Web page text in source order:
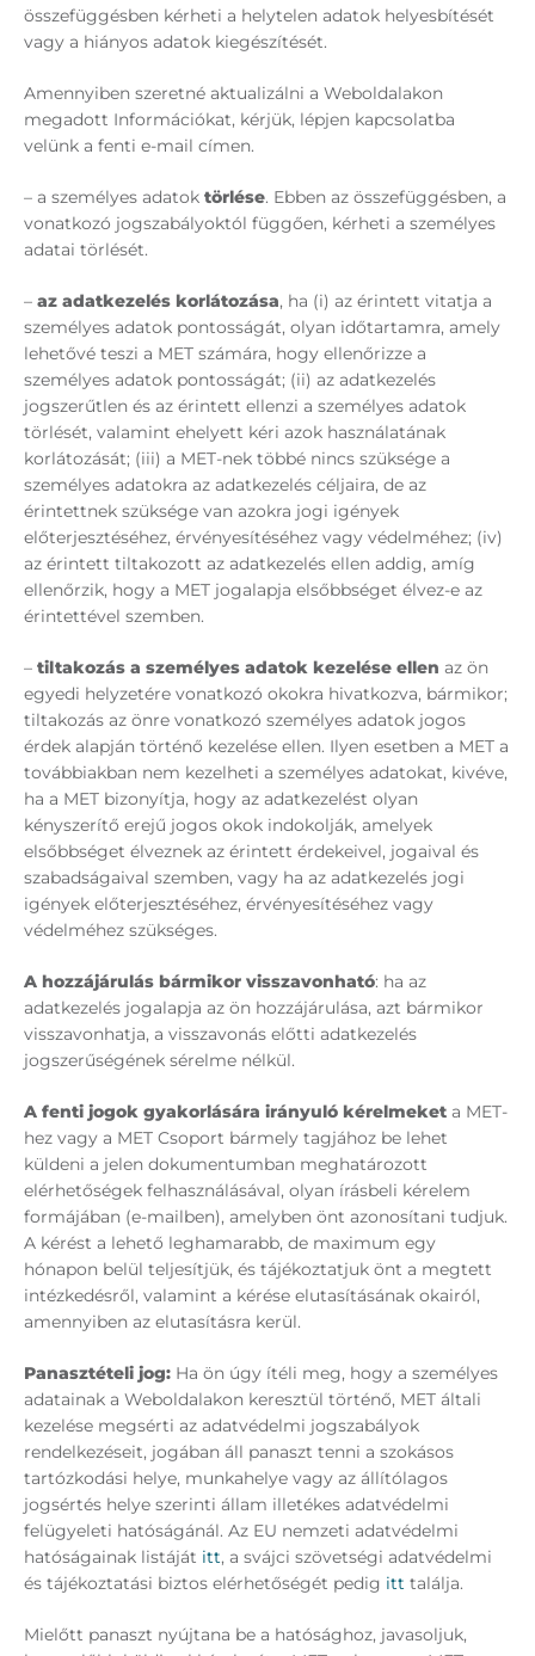
összefüggésben kérheti a helytelen adatok helyesbítését
vagy a hiányos adatok kiegészítését.
Amennyiben szeretné aktualizálni a Weboldalakon
megadott Információkat, kérjük, lépjen kapcsolatba
velünk a fenti e-mail címen.
– a személyes adatok törlése. Ebben az összefüggésben, a
vonatkozó jogszabályoktól függően, kérheti a személyes
adatai törlését.
– az adatkezelés korlátozása, ha (i) az érintett vitatja a
személyes adatok pontosságát, olyan időtartamra, amely
lehetővé teszi a MET számára, hogy ellenőrizze a
személyes adatok pontosságát; (ii) az adatkezelés
jogszerűtlen és az érintett ellenzi a személyes adatok
törlését, valamint ehelyett kéri azok használatának
korlátozását; (iii) a MET-nek többé nincs szüksége a
személyes adatokra az adatkezelés céljaira, de az
érintettnek szüksége van azokra jogi igények
előterjesztéséhez, érvényesítéséhez vagy védelméhez; (iv)
az érintett tiltakozott az adatkezelés ellen addig, amíg
ellenőrzik, hogy a MET jogalapja elsőbbséget élvez-e az
érintettével szemben.
– tiltakozás a személyes adatok kezelése ellen az ön
egyedi helyzetére vonatkozó okokra hivatkozva, bármikor;
tiltakozás az önre vonatkozó személyes adatok jogos
érdek alapján történő kezelése ellen. Ilyen esetben a MET a
továbbiakban nem kezelheti a személyes adatokat, kivéve,
ha a MET bizonyítja, hogy az adatkezelést olyan
kényszerítő erejű jogos okok indokolják, amelyek
elsőbbséget élveznek az érintett érdekeivel, jogaival és
szabadságaival szemben, vagy ha az adatkezelés jogi
igények előterjesztéséhez, érvényesítéséhez vagy
védelméhez szükséges.
A hozzájárulás bármikor visszavonható: ha az
adatkezelés jogalapja az ön hozzájárulása, azt bármikor
visszavonhatja, a visszavonás előtti adatkezelés
jogszerűségének sérelme nélkül.
A fenti jogok gyakorlására irányuló kérelmeket a MET-
hez vagy a MET Csoport bármely tagjához be lehet
küldeni a jelen dokumentumban meghatározott
elérhetőségek felhasználásával, olyan írásbeli kérelem
formájában (e-mailben), amelyben önt azonosítani tudjuk.
A kérést a lehető leghamarabb, de maximum egy
hónapon belül teljesítjük, és tájékoztatjuk önt a megtett
intézkedésről, valamint a kérése elutasításának okairól,
amennyiben az elutasításra kerül.
Panasztételi jog: Ha ön úgy ítéli meg, hogy a személyes
adatainak a Weboldalakon keresztül történő, MET általi
kezelése megsérti az adatvédelmi jogszabályok
rendelkezéseit, jogában áll panaszt tenni a szokásos
tartózkodási helye, munkahelye vagy az állítólagos
jogsértés helye szerinti állam illetékes adatvédelmi
felügyeleti hatóságánál. Az EU nemzeti adatvédelmi
hatóságainak listáját itt, a svájci szövetségi adatvédelmi
és tájékoztatási biztos elérhetőségét pedig itt találja.
Mielőtt panaszt nyújtana be a hatósághoz, javasoljuk,